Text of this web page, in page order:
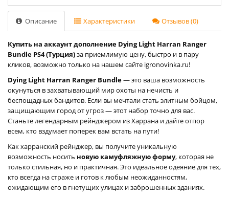
Описание Характеристики Отзывов (0)
Купить на аккаунт дополнение Dying Light Harran Ranger
Bundle PS4 (Турция)за приемлимую цену, быстро и в пару
кликов, возможно только на нашем сайте igronovinka.ru!
Dying Light Harran Ranger Bundle— это ваша возможность
окунуться в захватывающий мир охоты на нечисть и
беспощадных бандитов. Если вы мечтали стать элитным бойцом,
защищающим город от угроз — этот набор точно для вас.
Станьте легендарным рейнджером из Харрана и дайте отпор
всем, кто вздумает поперек вам встать на пути!
Как харранский рейнджер, вы получите уникальную
возможность носить новую камуфляжную форму, которая не
только стильная, но и практичная. Это идеальное одеяние для тех,
кто всегда на страже и готов к любым неожиданностям,
ожидающим его в гнетущих улицах и заброшенных зданиях.